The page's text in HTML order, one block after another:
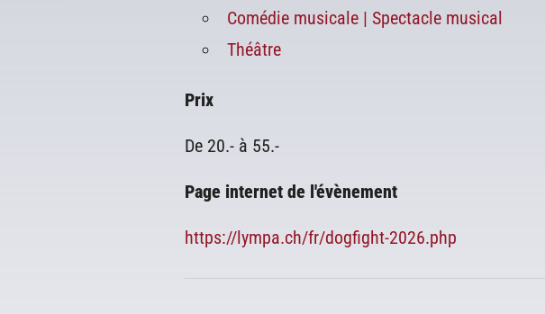
Comédie musicale | Spectacle musical
Théâtre
Prix
De 20.- à 55.-
Page internet de l'évènement
https://lympa.ch/fr/dogfight-2026.php